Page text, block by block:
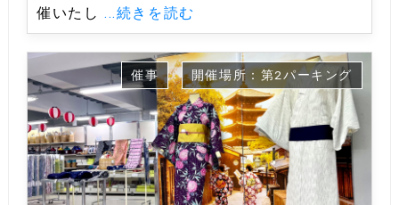
催いたし ...続きを読む
催事 開催場所：第2パーキング